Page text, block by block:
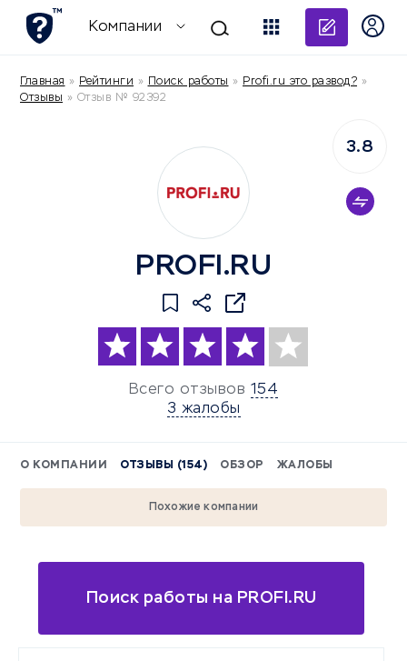
Компании
Главная » Рейтинги » Поиск работы » Profi.ru это развод? »
Отзывы » Отзыв № 92392
PROFI.RU
Всего отзывов 154
3 жалобы
3.8
О КОМПАНИИ ОТЗЫВЫ (154) ОБЗОР ЖАЛОБЫ
Похожие компании
Поиск работы на PROFI.RU